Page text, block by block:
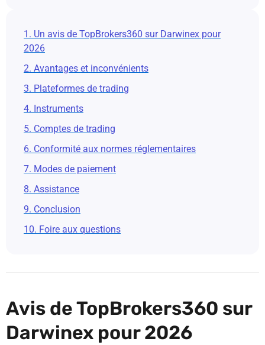
1. Un avis de TopBrokers360 sur Darwinex pour
2026
2. Avantages et inconvénients
3. Plateformes de trading
4. Instruments
5. Comptes de trading
6. Conformité aux normes réglementaires
7. Modes de paiement
8. Assistance
9. Conclusion
10. Foire aux questions
Avis de TopBrokers360 sur
Darwinex pour 2026